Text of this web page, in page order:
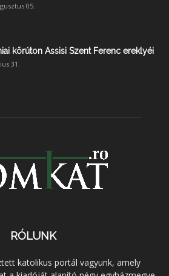
05.
körúton Assisi Szent Ferenc ereklyéi
31.
RÓLUNK
katolikus portál vagyunk, amely